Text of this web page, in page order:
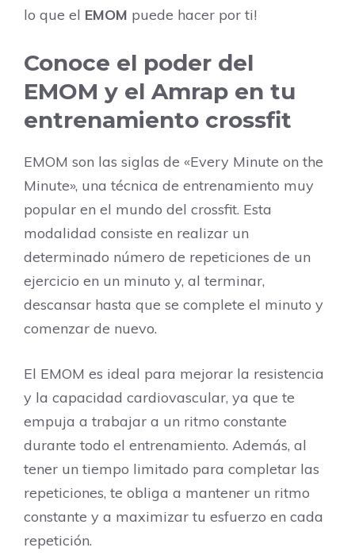
lo que el EMOM puede hacer por ti!
Conoce el poder del
EMOM y el Amrap en tu
entrenamiento crossfit
EMOM son las siglas de «Every Minute on the
Minute», una técnica de entrenamiento muy
popular en el mundo del crossfit. Esta
modalidad consiste en realizar un
determinado número de repeticiones de un
ejercicio en un minuto y, al terminar,
descansar hasta que se complete el minuto y
comenzar de nuevo.
El EMOM es ideal para mejorar la resistencia
y la capacidad cardiovascular, ya que te
empuja a trabajar a un ritmo constante
durante todo el entrenamiento. Además, al
tener un tiempo limitado para completar las
repeticiones, te obliga a mantener un ritmo
constante y a maximizar tu esfuerzo en cada
repetición.